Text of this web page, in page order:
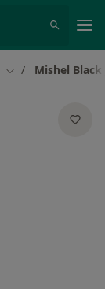
Cambiar de ciudad
Mishel Black